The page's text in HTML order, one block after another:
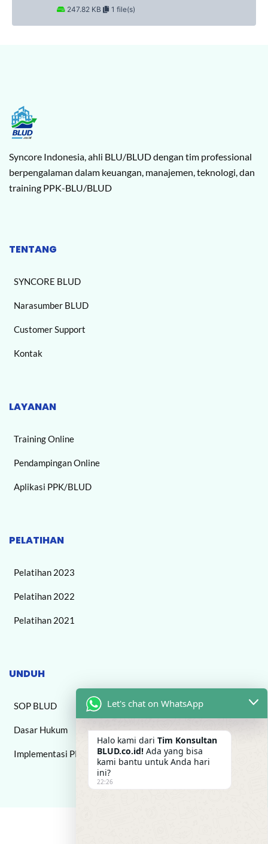
247.82 KB 1 file(s)
Syncore Indonesia, ahli BLU/BLUD dengan tim professional
berpengalaman dalam keuangan, manajemen, teknologi, dan
training PPK-BLU/BLUD
TENTANG
SYNCORE BLUD
Narasumber BLUD
Customer Support
Kontak
LAYANAN
Training Online
Pendampingan Online
Aplikasi PPK/BLUD
PELATIHAN
Pelatihan 2023
Pelatihan 2022
Pelatihan 2021
UNDUH
SOP BLUD
Dasar Hukum
Implementasi PPK BLUD
Let's chat on WhatsApp
Halo kami dari Tim Konsultan
BLUD.co.id! Ada yang bisa
kami bantu untuk Anda hari
ini?
22:26